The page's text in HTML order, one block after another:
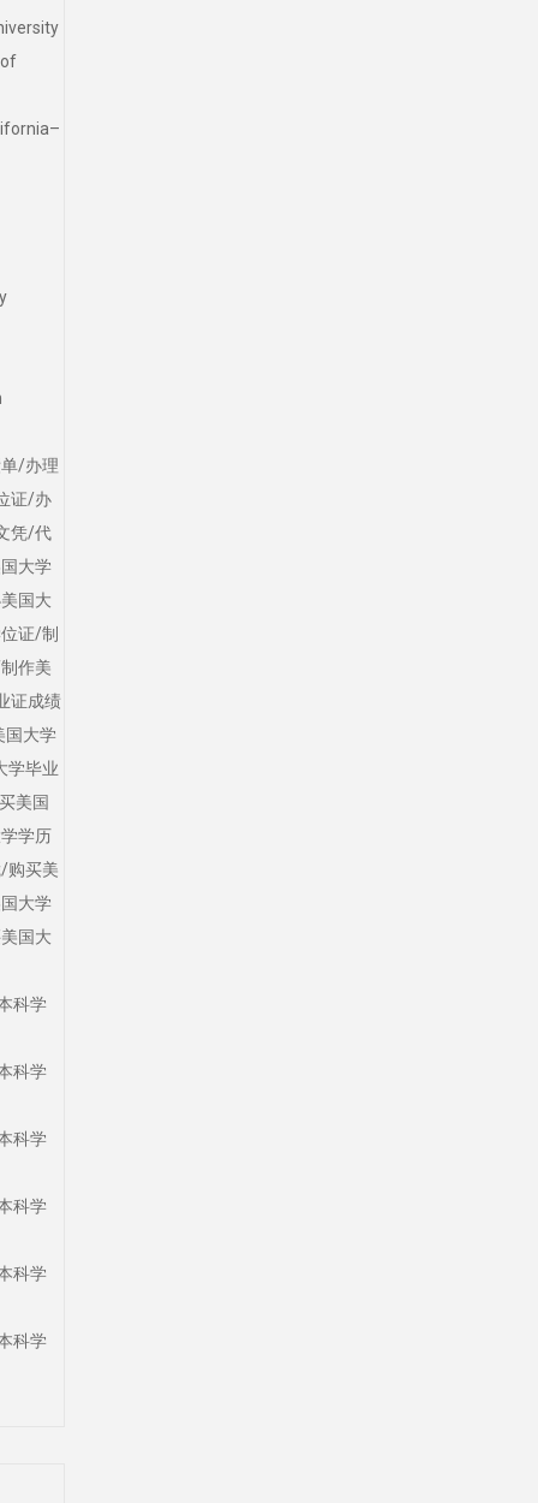
/办理
证/办
凭/代
大学
国大
证/制
作美
证成绩
国大学
学毕业
美国
学历
购买美
大学
国大
科学
科学
科学
科学
科学
科学